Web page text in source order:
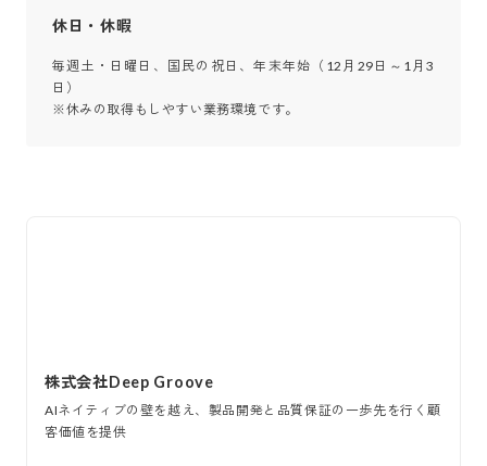
休日・休暇
毎週土・日曜日、国民の祝日、年末年始（12月29日～1月3
日）
※休みの取得もしやすい業務環境です。
株式会社Deep Groove
AIネイティブの壁を越え、製品開発と品質保証の一歩先を行く顧
客価値を提供